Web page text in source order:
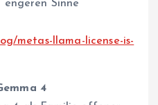
engeren Sinne
metas-llama-license-is-
4